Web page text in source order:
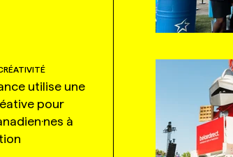
utilise une
pour
à